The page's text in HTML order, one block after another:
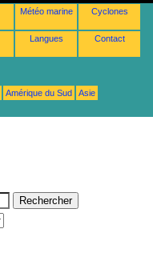
Météo marine Cyclones
Langues Contact
Amérique du Sud
Asie